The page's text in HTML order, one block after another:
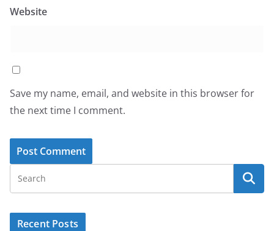
Website
Save my name, email, and website in this browser for
the next time I comment.
Recent Posts